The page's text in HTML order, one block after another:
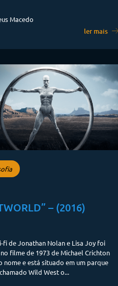
Macedo
ler mais
– (2016)
fi de Jonathan Nolan e Lisa Joy foi
filme de 1973 de Michael Crichton
nome e está situado em um parque
Wild West o...